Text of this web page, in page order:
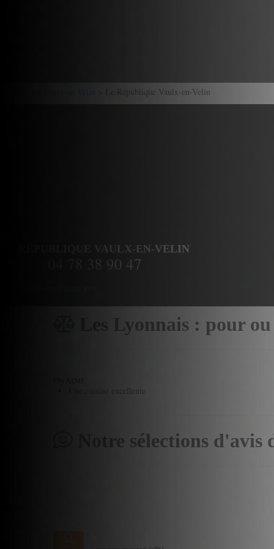
> Le République Vaulx-en-Velin
LE RÉPUBLIQUE VAULX-EN-VELIN
04 78 38 90 47
Les Lyonnais : pour
Une cuisine excellente
Notre sélections d'avis